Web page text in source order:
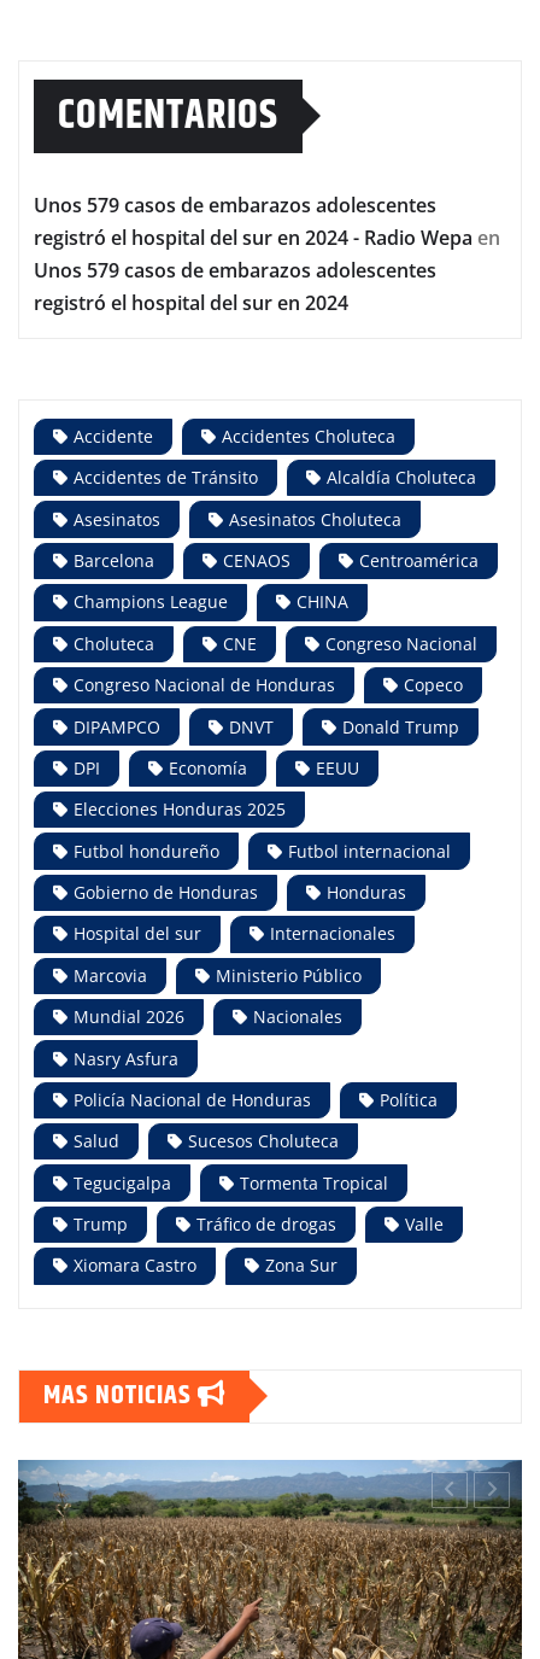
COMENTARIOS
Unos 579 casos de embarazos adolescentes
registró el hospital del sur en 2024 - Radio Wepa en
Unos 579 casos de embarazos adolescentes
registró el hospital del sur en 2024
Accidente
Accidentes Choluteca
Accidentes de Tránsito
Alcaldía Choluteca
Asesinatos
Asesinatos Choluteca
Barcelona
CENAOS
Centroamérica
Champions League
CHINA
Choluteca
CNE
Congreso Nacional
Congreso Nacional de Honduras
Copeco
DIPAMPCO
DNVT
Donald Trump
DPI
Economía
EEUU
Elecciones Honduras 2025
Futbol hondureño
Futbol internacional
Gobierno de Honduras
Honduras
Hospital del sur
Internacionales
Marcovia
Ministerio Público
Mundial 2026
Nacionales
Nasry Asfura
Policía Nacional de Honduras
Política
Salud
Sucesos Choluteca
Tegucigalpa
Tormenta Tropical
Trump
Tráfico de drogas
Valle
Xiomara Castro
Zona Sur
MAS NOTICIAS